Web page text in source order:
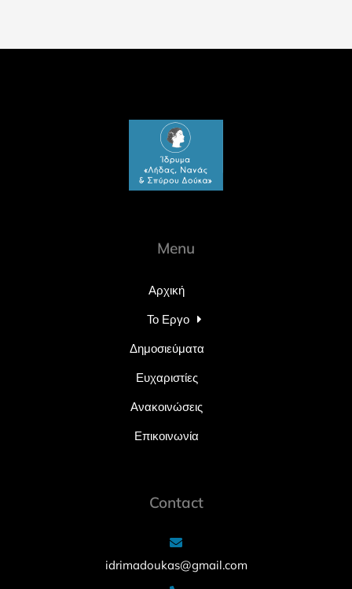
Menu
Αρχική
Το Εργο
Δημοσιεύματα
Ευχαριστίες
Ανακοινώσεις
Επικοινωνία
Contact
idrimadoukas@gmail.com